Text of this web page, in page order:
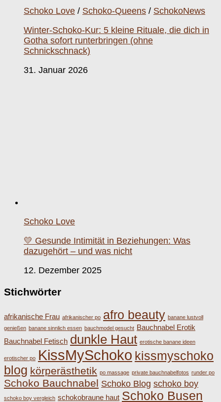
Schoko Love / Schoko-Queens / SchokoNews
Winter-Schoko-Kur: 5 kleine Rituale, die dich in
Gotha sofort runterbringen (ohne
Schnickschnack)
31. Januar 2026
Schoko Love
💛 Gesunde Intimität in Beziehungen: Was
dazugehört – und was nicht
12. Dezember 2025
Stichwörter
afrikanische Frau afrikanischer po afro beauty banane lustvoll
genießen banane sinnlich essen bauchmodel gesucht Bauchnabel Erotik
Bauchnabel Fetisch dunkle Haut erotische banane ideen
erotischer po KissMySchoko kissmyschoko
blog körperästhetik po massage private bauchnabelfotos runder po
Schoko Bauchnabel Schoko Blog schoko boy
schoko boy vergleich schokobraune haut Schoko Busen